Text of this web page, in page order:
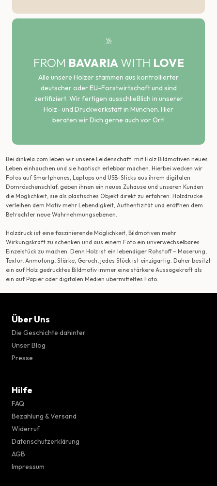
FROM BAVARIAWITH LOVE
Alle unsere Hölzer stammen aus kontrollierter
deutscher oder EU-Forstwirtschaft und sind
zertifiziert. Wir fertigen ausschließlich in unserer
Holz- und Druckwerkstatt in München. Hier
beraten wir Dich gerne auch vor Ort!
Bei dinkela.com leben wir unsere Leidenschaft: mit Holz Bildmotiven neues
Leben einhauchen und sie haptisch erlebbar machen. Hierbei wecken wir
Fotos auf Smartphones, Laptops und USB-Sticks aus ihrem digitalen
Dornröschenschlaf, geben ihnen ein neues Zuhause und unseren Kunden
die Möglichkeit, sie als plastisches Objekt direkt zu erfahren. Holzdrucke
verleihen dem Motiv mehr Lebendigkeit, Authentizität und eröffnen dem
Betrachter neue Wahrnehmungsebenen.
Holzdruck ist eine faszinierende Möglichkeit, Bildmotiven mehr
Wirkungskraft zu schenken und aus einem Foto ein unverwechselbares
Einzelstück zu machen. Denn Holz ist ein lebendiger Rohstoff – Maserung,
Textur, Anmutung, Stärke, Geruch, jedes Stück ist einzigartig. Daher besitzt
ein auf Holz gedrucktes Bildmotiv immer eine stärkere Aussagekraft als
ein auf Papier oder digitalen Medien übermitteltes Foto.
Über Uns
Die Geschichte dahinter
Unser Blog
Presse
Hilfe
FAQ
Bezahlung & Versand
Widerruf
Datenschutzerklärung
AGB
Impressum